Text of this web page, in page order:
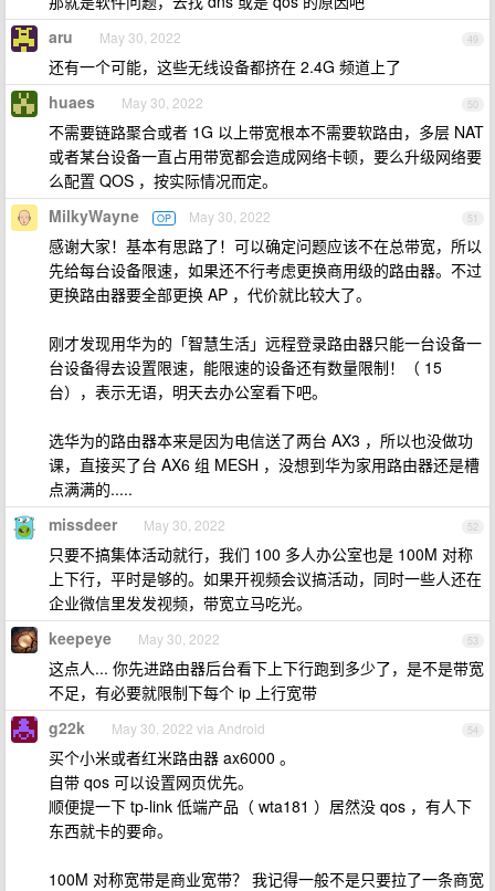
49
aru May 30, 2022
还有一个可能，这些无线设备都挤在 2.4G 频道上了
50
huaes May 30, 2022
不需要链路聚合或者 1G 以上带宽根本不需要软路由，多层 NAT
或者某台设备一直占用带宽都会造成网络卡顿，要么升级网络要
么配置 QOS ，按实际情况而定。
51
MilkyWayne OP May 30, 2022
感谢大家！基本有思路了！可以确定问题应该不在总带宽，所以
先给每台设备限速，如果还不行考虑更换商用级的路由器。不过
更换路由器要全部更换 AP ，代价就比较大了。
刚才发现用华为的「智慧生活」远程登录路由器只能一台设备一
台设备得去设置限速，能限速的设备还有数量限制！（ 15
台），表示无语，明天去办公室看下吧。
选华为的路由器本来是因为电信送了两台 AX3 ，所以也没做功
课，直接买了台 AX6 组 MESH ，没想到华为家用路由器还是槽
点满满的.....
52
missdeer May 30, 2022
只要不搞集体活动就行，我们 100 多人办公室也是 100M 对称
上下行，平时是够的。如果开视频会议搞活动，同时一些人还在
企业微信里发发视频，带宽立马吃光。
53
keepeye May 30, 2022
这点人... 你先进路由器后台看下上下行跑到多少了，是不是带宽
不足，有必要就限制下每个 ip 上行宽带
54
g22k May 30, 2022 via Android
买个小米或者红米路由器 ax6000 。
自带 qos 可以设置网页优先。
顺便提一下 tp-link 低端产品（ wta181 ）居然没 qos ，有人下
东西就卡的要命。
100M 对称宽带是商业宽带？ 我记得一般不是只要拉了一条商宽